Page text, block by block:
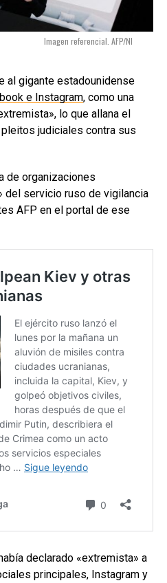
Imagen referencial. AFP/NI
al gigante estadounidense
e Instagram, como una
lo que allana el
judiciales contra sus
de organizaciones
del servicio ruso de vigilancia
AFP en el portal de ese
declarado «extremista» a
principales, Instagram y